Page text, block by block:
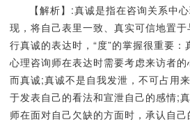
【解析】:真诚是指在咨询关系中
现，将自己表里一致、真实可信地置
行真诚的表达时，“度”的掌握很重要：
心理咨询师在表达时需要考虑来访者
而真诚;真诚不是自我发泄，不可占用
于发表自己的看法和宣泄自己的感情;
师在面对自己欠缺的方面时，承认自